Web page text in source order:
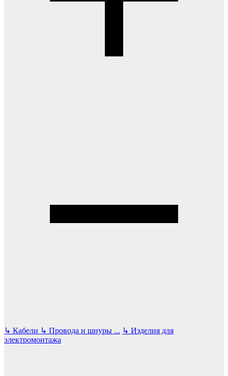
↳ Кабели ↳ Провода и шнуры ... ↳ Изделия для
электромонтажа